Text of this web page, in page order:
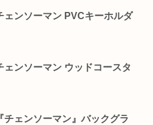
ェンソーマン PVCキーホルダ
ェンソーマン ウッドコースタ
『チェンソーマン』バックグラ